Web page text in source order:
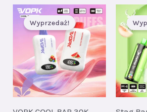
€26.00.€4.10.
Wyprzedaż!